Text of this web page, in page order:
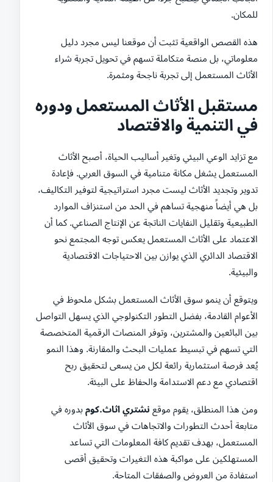
للمكان.
هذه القصص الواقعية تثبت أن موقعنا ليس مجرد دليل
معلوماتي، بل منصة متكاملة تسهم في تحويل تجربة شراء
الأثاث المستعمل إلى تجربة ناجحة ومثمرة.
مستقبل الأثاث المستعمل ودوره
في التنمية والاقتصاد
مع تزايد الوعي البيئي وتغير أساليب الحياة، أصبح الأثاث
المستعمل يشغل مكانة متنامية في السوق العربي. فإعادة
تدوير وتجديد الأثاث ليست مجرد استراتيجية لتوفير التكاليف،
بل هي أيضاً منهجية تساهم في الحد من استنزاف الموارد
الطبيعية وتقليل النفايات الناتجة عن الإنتاج الصناعي. كما أن
الاعتماد على الأثاث المستعمل يعكس توجه المجتمع نحو
الاقتصاد الدائري الذي يوازن بين الاحتياجات الاقتصادية
والبيئية.
ويتوقع أن ينمو سوق الأثاث المستعمل بشكل ملحوظ في
الأعوام القادمة، بفضل التطور التكنولوجي الذي يسهل التواصل
بين البائعين والمشترين، وتوفر المنصات الرقمية المتخصصة
التي تسهم في تبسيط عمليات البحث والمقارنة. وهذا النمو
يُعد فرصة استثمارية رائعة لكل من يسعى لتحقيق ربح
اقتصادي مع دعم الاستدامة والحفاظ على البيئة.
ومن هذا المنطلق، يقوم موقع نشتري اثاث.كوم بدوره في
متابعة أحدث التطورات والاتجاهات في سوق الأثاث
المستعمل، بهدف تقديم كافة المعلومات التي تساعد
المستهلكين على مواكبة هذه التغيرات وتحقيق أقصى
استفادة من العروض والصفقات المتاحة.